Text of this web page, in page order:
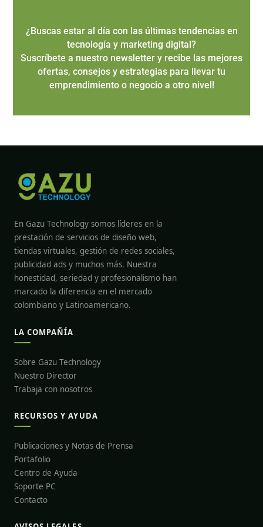
¿Buscas estar al día con las últimas tendencias en
tecnología y marketing digital?
Suscríbete a nuestro newsletter y recibe las mejores
ofertas, consejos y estrategias para llevar tu
emprendimiento o negocio a otro nivel!
En Gazu Technology somos líderes en la
prestación de servicios de diseño web,
tiendas virtuales, gestión de redes sociales,
publicidad ads y muchos más. Nuestra
honestidad, seriedad y profesionalismo han
marcado la diferencia en el mercado
colombiano y Latinoamericano.
LA COMPAÑÍA
Sobre Gazu Technology
Nuestro Director
Trabaja con nosotros
RECURSOS Y AYUDA
Publicaciones y Notas de Prensa
Portafolio
Centro de Ayuda
Soporte PC
Contacto